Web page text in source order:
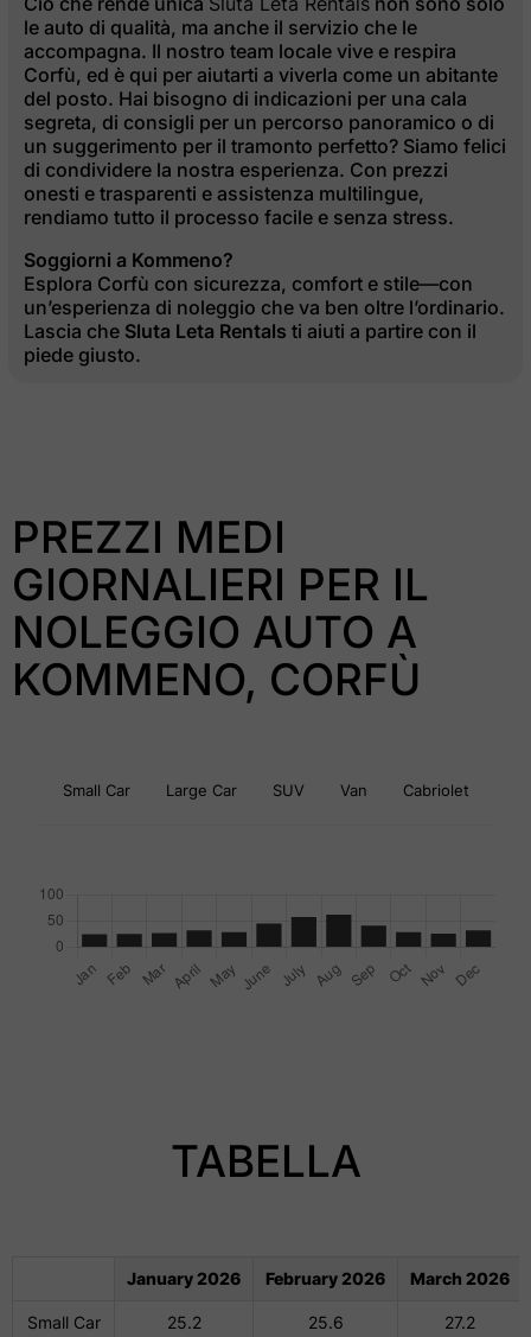
le auto di qualità, ma anche il servizio che le
accompagna. Il nostro team locale vive e respira
Corfù, ed è qui per aiutarti a viverla come un abitante
del posto. Hai bisogno di indicazioni per una cala
segreta, di consigli per un percorso panoramico o di
un suggerimento per il tramonto perfetto? Siamo felici
di condividere la nostra esperienza. Con prezzi
onesti e trasparenti e assistenza multilingue,
rendiamo tutto il processo facile e senza stress.
Soggiorni a Kommeno?
Esplora Corfù con sicurezza, comfort e stile—con
un’esperienza di noleggio che va ben oltre l’ordinario.
Lascia che Sluta Leta Rentals ti aiuti a partire con il
piede giusto.
PREZZI MEDI
GIORNALIERI PER IL
NOLEGGIO AUTO A
KOMMENO, CORFÙ
Small Car Large Car SUV Van Cabriolet
TABELLA
January 2026 February 2026 March 2026
Small Car 25.2 25.6 27.2
27 28 29 30 31